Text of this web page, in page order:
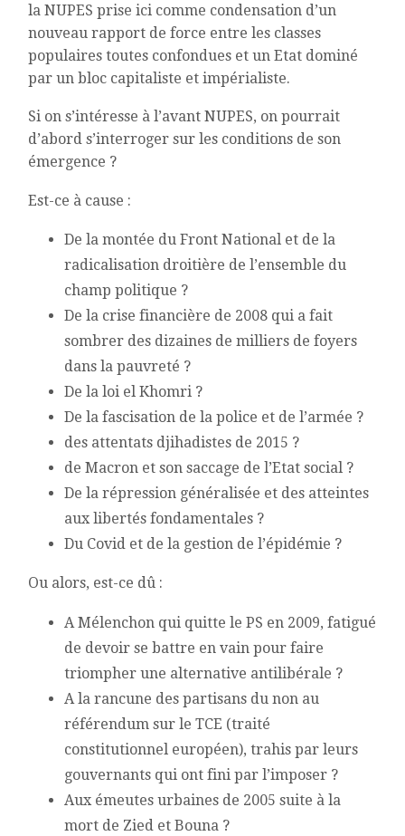
la NUPES prise ici comme condensation d’un
nouveau rapport de force entre les classes
populaires toutes confondues et un Etat dominé
par un bloc capitaliste et impérialiste.
Si on s’intéresse à l’avant NUPES, on pourrait
d’abord s’interroger sur les conditions de son
émergence ?
Est-ce à cause :
De la montée du Front National et de la
radicalisation droitière de l’ensemble du
champ politique ?
De la crise financière de 2008 qui a fait
sombrer des dizaines de milliers de foyers
dans la pauvreté ?
De la loi el Khomri ?
De la fascisation de la police et de l’armée ?
des attentats djihadistes de 2015 ?
de Macron et son saccage de l’Etat social ?
De la répression généralisée et des atteintes
aux libertés fondamentales ?
Du Covid et de la gestion de l’épidémie ?
Ou alors, est-ce dû :
A Mélenchon qui quitte le PS en 2009, fatigué
de devoir se battre en vain pour faire
triompher une alternative antilibérale ?
A la rancune des partisans du non au
référendum sur le TCE (traité
constitutionnel européen), trahis par leurs
gouvernants qui ont fini par l’imposer ?
Aux émeutes urbaines de 2005 suite à la
mort de Zied et Bouna ?